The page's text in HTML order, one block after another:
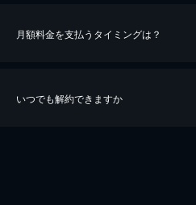
※40％ポイント還元の対象は、クレジットカー
月額料金を支払うタイミングは？
いつでも解約できますか